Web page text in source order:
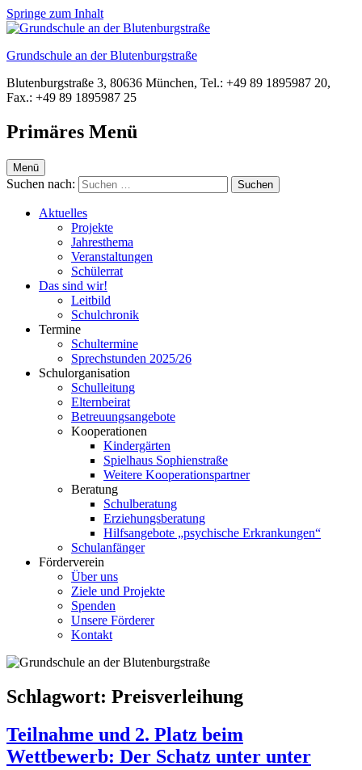
Springe zum Inhalt
Grundschule an der Blutenburgstraße
Blutenburgstraße 3, 80636 München, Tel.: +49 89 1895987 20,
Fax.: +49 89 1895987 25
Primäres Menü
Menü
Suchen nach:
Aktuelles
Projekte
Jahresthema
Veranstaltungen
Schülerrat
Das sind wir!
Leitbild
Schulchronik
Termine
Schultermine
Sprechstunden 2025/26
Schulorganisation
Schulleitung
Elternbeirat
Betreuungsangebote
Kooperationen
Kindergärten
Spielhaus Sophienstraße
Weitere Kooperationspartner
Beratung
Schulberatung
Erziehungsberatung
Hilfsangebote „psychische Erkrankungen“
Schulanfänger
Förderverein
Über uns
Ziele und Projekte
Spenden
Unsere Förderer
Kontakt
Schlagwort: Preisverleihung
Teilnahme und 2. Platz beim
Wettbewerb: Der Schatz unter unter